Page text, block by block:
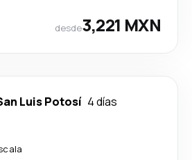
desde3,221 MXN
Luis Potosí 4 días